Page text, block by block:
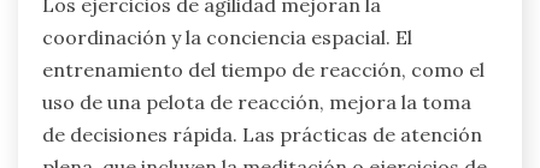
contribuyendo al éxito general en su deporte.
¿Qué ejercicios pueden ayudar a
agudizar los sentidos de un atleta?